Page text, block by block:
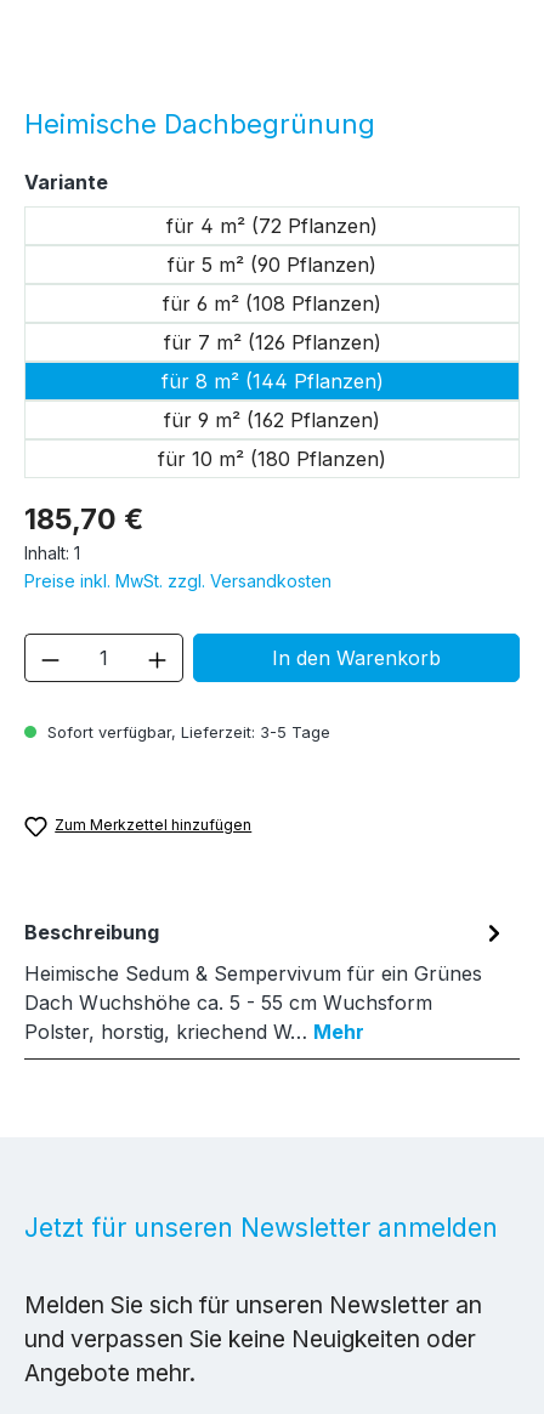
Heimische Dachbegrünung
185,70 €
Inhalt: 1
Preise inkl. MwSt. zzgl. Versandkosten
Sofort verfügbar, Lieferzeit: 3-5 Tage
Varianteauswählen
für 4 m² (72 Pflanzen)
für 5 m² (90 Pflanzen)
für 6 m² (108 Pflanzen)
für 7 m² (126 Pflanzen)
für 8 m² (144 Pflanzen)
für 9 m² (162 Pflanzen)
für 10 m² (180 Pflanzen)
Produkt Anzahl: Gib denIn den Warenkorb
Zum Merkzettel hinzufügen
Beschreibung
Heimische Sedum & Sempervivum für ein Grünes
Dach Wuchshöhe ca. 5 - 55 cm Wuchsform
Polster, horstig, kriechend W… Mehr
Jetzt für unseren Newsletter anmelden
Melden Sie sich für unseren Newsletter an
und verpassen Sie keine Neuigkeiten oder
Angebote mehr.